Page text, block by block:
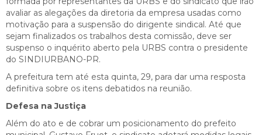
avaliar as alegações da diretoria da empresa usadas como
motivação para a suspensão do dirigente sindical. Até que
sejam finalizados os trabalhos desta comissão, deve ser
suspenso o inquérito aberto pela URBS contra o presidente
do SINDIURBANO-PR.
A prefeitura tem até esta quinta, 29, para dar uma resposta
definitiva sobre os itens debatidos na reunião.
Defesa na Justiça
Além do ato e de cobrar um posicionamento do prefeito